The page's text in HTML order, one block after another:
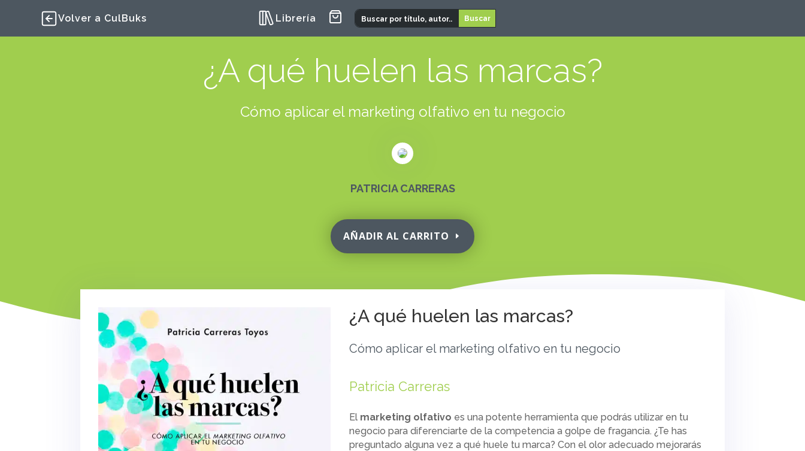
Volver a CulBuks Librería
¿A qué huelen las marcas?
Cómo aplicar el marketing olfativo en tu negocio
PATRICIA CARRERAS
AÑADIR AL CARRITO
¿A qué huelen las marcas?
Cómo aplicar el marketing olfativo en tu negocio
Patricia Carreras
El marketing olfativo es una potente herramienta que podrás utilizar en tu
negocio para diferenciarte de la competencia a golpe de fragancia. ¿Te has
preguntado alguna vez a qué huele tu marca? Con el olor adecuado mejorarás